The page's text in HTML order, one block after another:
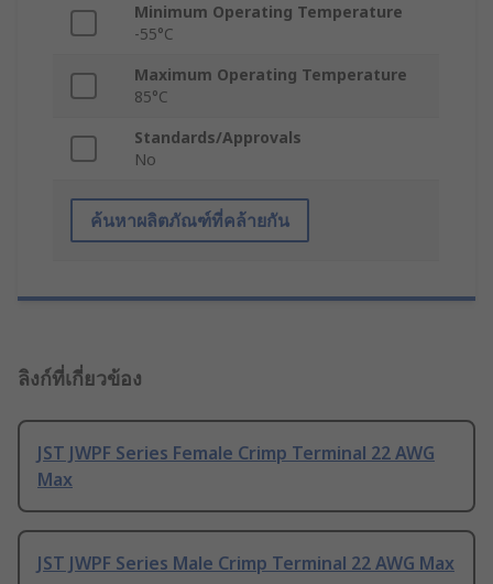
Minimum Operating Temperature
-55°C
Maximum Operating Temperature
85°C
Standards/Approvals
No
ค้นหาผลิตภัณฑ์ที่คล้ายกัน
ลิงก์ที่เกี่ยวข้อง
JST JWPF Series Female Crimp Terminal 22 AWG
Max
JST JWPF Series Male Crimp Terminal 22 AWG Max